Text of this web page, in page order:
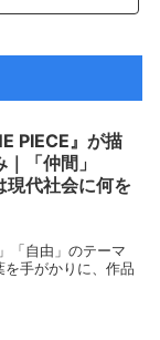
PIECE』が描
「仲間」
現代社会に何を
「自由」のテーマ
手がかりに、作品